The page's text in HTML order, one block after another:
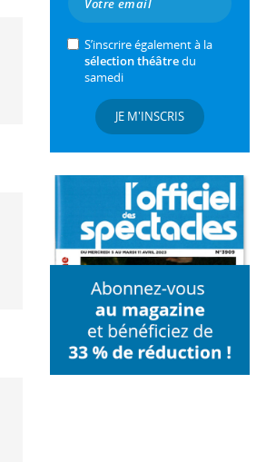
S’inscrire également à la
sélection théâtredu
samedi
JE M'INSCRIS